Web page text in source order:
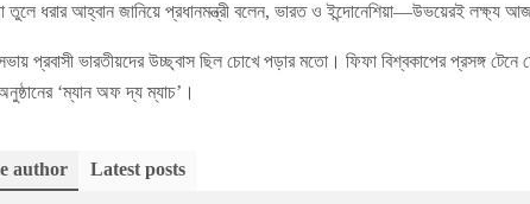
তুলে ধরার আহ্বান জানিয়ে প্রধানমন্ত্রী বলেন, ভারত ও ইন্দোনেশিয়া—উভয়েরই লক্ষ্য
প্রবাসী ভারতীয়দের উচ্ছ্বাস ছিল চোখে পড়ার মতো। ফিফা বিশ্বকাপের প্রসঙ্গ টেনে
‘ম্যান অফ দ্য ম্যাচ’।
author Latest posts